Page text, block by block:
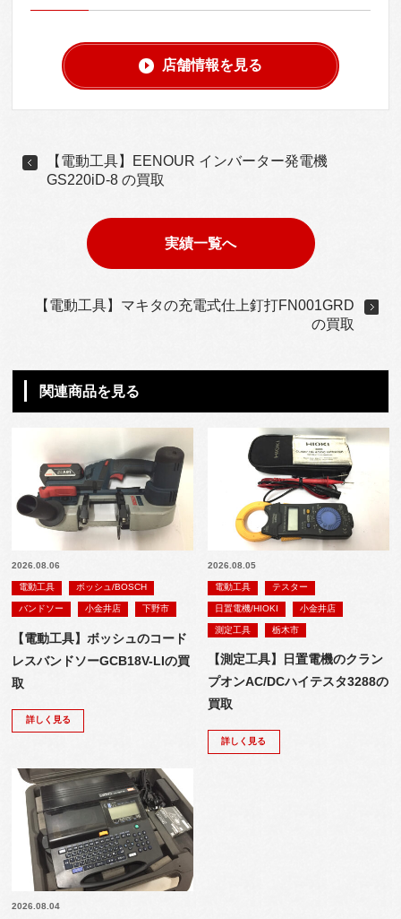
店舗情報を見る
【電動工具】EENOUR インバーター発電機
GS220iD-8 の買取
実績一覧へ
【電動工具】マキタの充電式仕上釘打FN001GRD
の買取
関連商品を見る
2026.08.06
電動工具 ボッシュ/BOSCH
バンドソー 小金井店 下野市
【電動工具】ボッシュのコード
レスバンドソーGCB18V-LIの買
取
詳しく見る
2026.08.05
電動工具 テスター
日置電機/HIOKI 小金井店
測定工具 栃木市
【測定工具】日置電機のクラン
プオンAC/DCハイテスタ3288の
買取
詳しく見る
2026.08.04